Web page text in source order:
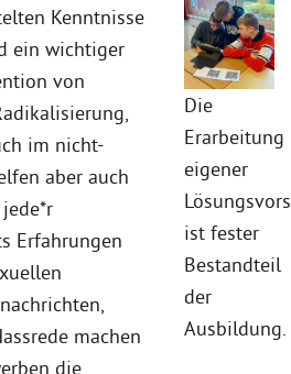
Kenntnisse
ein wichtiger
von
im nicht-
aber auch
Erfahrungen
machen
die
Die
Erarbeitung
eigener
ist fester
Bestandteil
der
Ausbildung.